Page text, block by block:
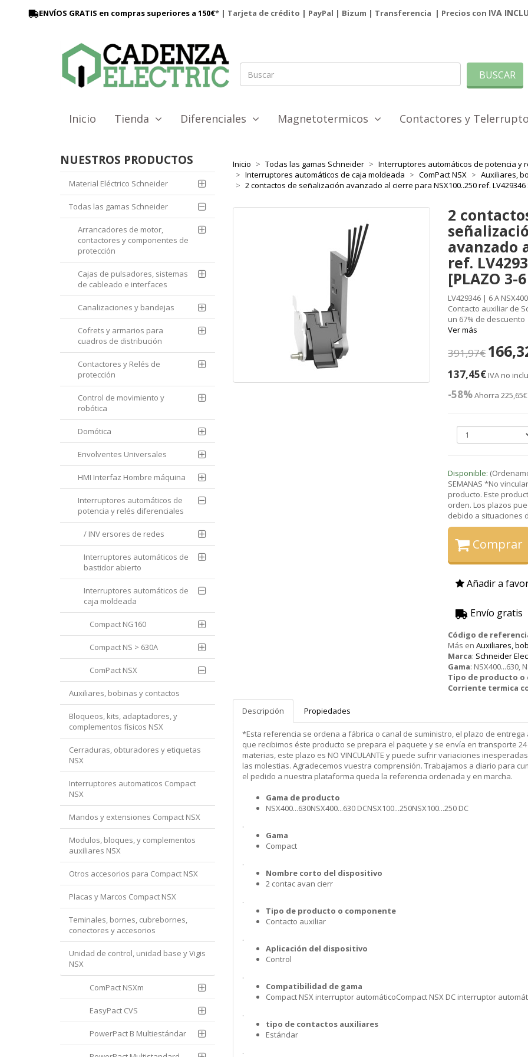
ENVÍOS GRATIS en compras superiores a 150€* | Tarjeta de crédito | PayPal | Bizum | Transferencia | Precios con IVA
BUSCAR
Inicio Tienda Diferenciales Magnetotermicos Contactores y
Inicio Todas las gamas Schneider
Interruptores automáticos de potencia y
Interruptores automáticos de caja moldeada
ComPact NSX
Auxiliares,
2 contactos de señalización avanzado al cierre para NSX100..250 ref. LV429346
2
avanzado
ref.
[PLAZO 3-
LV429346 | 6 A
Contacto auxiliar de
un 67% de descuento
Ver más
391,97€
137,45€ IVA no
-58%Ahorra 225,65€
Disponible:
SEMANAS *No
producto. Este
orden. Los plazos
debido a situaciones
Comprar
Añadir a
Envío gratis
Código de
Más enAuxiliares,
Marca: Schneider
Gama: NSX400...630,
Tipo de producto o
Corriente termica
Descripción Propiedades
*Esta referencia se ordena a fábrica o canal de suministro, el plazo de
que recibimos éste producto se prepara el paquete y se envía en transporte
materias, este plazo es NO VINCULANTE y puede sufrir variaciones
las molestias. Agradecemos vuestra comprensión. Trabajamos a diario para
el pedido a nuestra plataforma queda la referencia ordenada y en marcha.
Gama de producto
NSX400...630NSX400...630 DCNSX100...250NSX100...250 DC
.
Gama
Compact
.
Nombre corto del dispositivo
2 contac avan cierr
.
Tipo de producto o componente
Contacto auxiliar
.
Aplicación del dispositivo
Control
.
Compatibilidad de gama
Compact NSX interruptor automáticoCompact NSX DC interruptor
.
tipo de contactos auxiliares
Estándar
.
NUESTROS PRODUCTOS
Material Eléctrico Schneider
Todas las gamas Schneider
Arrancadores de motor,
contactores y componentes de
protección
Cajas de pulsadores, sistemas
de cableado e interfaces
Canalizaciones y bandejas
Cofrets y armarios para
cuadros de distribución
Contactores y Relés de
protección
Control de movimiento y
robótica
Domótica
Envolventes Universales
HMI Interfaz Hombre máquina
Interruptores automáticos de
potencia y relés diferenciales
/ INV ersores de redes
Interruptores automáticos de
bastidor abierto
Interruptores automáticos de
caja moldeada
Compact NG160
Compact NS > 630A
ComPact NSX
Auxiliares, bobinas y contactos
Bloqueos, kits, adaptadores, y
complementos físicos NSX
Cerraduras, obturadores y etiquetas
NSX
Interruptores automaticos Compact
NSX
Mandos y extensiones Compact NSX
Modulos, bloques, y complementos
auxiliares NSX
Otros accesorios para Compact NSX
Placas y Marcos Compact NSX
Teminales, bornes, cubrebornes,
conectores y accesorios
Unidad de control, unidad base y Vigis
NSX
ComPact NSXm
EasyPact CVS
PowerPact B Multiestándar